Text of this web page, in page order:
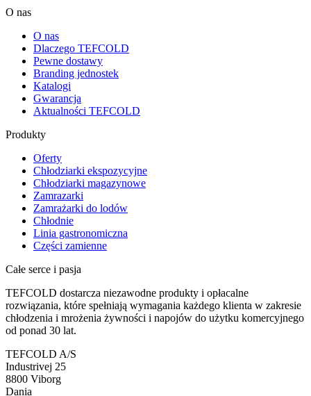
O nas
O nas
Dlaczego TEFCOLD
Pewne dostawy
Branding jednostek
Katalogi
Gwarancja
Aktualności TEFCOLD
Produkty
Oferty
Chłodziarki ekspozycyjne
Chłodziarki magazynowe
Zamrazarki
Zamrażarki do lodów
Chłodnie
Linia gastronomiczna
Części zamienne
Całe serce i pasja
TEFCOLD dostarcza niezawodne produkty i opłacalne
rozwiązania, które spełniają wymagania każdego klienta w zakresie
chłodzenia i mrożenia żywności i napojów do użytku komercyjnego
od ponad 30 lat.
TEFCOLD A/S
Industrivej 25
8800 Viborg
Dania